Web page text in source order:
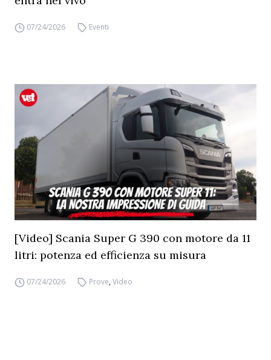
07/24/2026 Eventi
[Video] Scania Super G 390 con motore da 11
litri: potenza ed efficienza su misura
07/24/2026 Prove,Video